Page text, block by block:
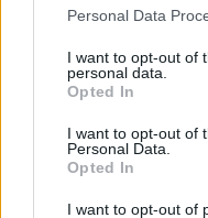
Please note that this
not limited to your visit
grant or deny consent
use your data for below
consent section.
Personal Data
I want to opt-out of
personal data.
Opted In
I want to opt-out of
Personal Data.
Opted In
I want to opt-out of